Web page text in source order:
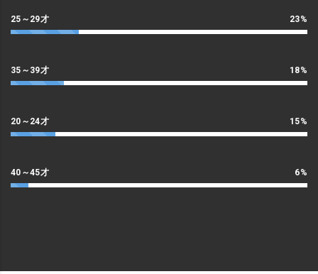
25～29才 23%
35～39才 18%
20～24才 15%
40～45才 6%